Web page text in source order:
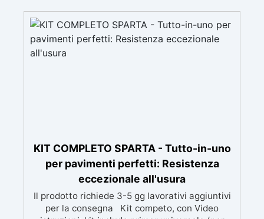
KIT COMPLETO SPARTA - Tutto-in-uno
per pavimenti perfetti: Resistenza
eccezionale all'usura
Il prodotto richiede 3-5 gg lavorativi aggiuntivi
per la consegna Kit competo, con Video